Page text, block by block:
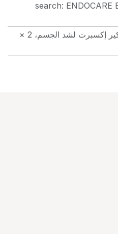
search: ENDOCARE
قطرات إندوكير إكسبرت لشد الجسم، 2 ×